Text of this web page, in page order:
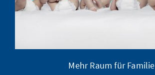
Mehr Raum für Familie